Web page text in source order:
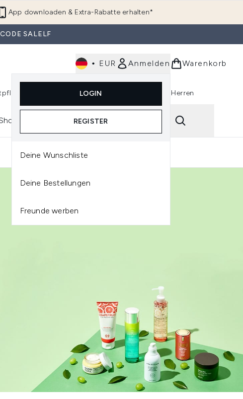
App downloaden & Extra-Rabatte erhalten*
SALELF
• EUR Anmelden
LOGIN
REGISTER
Deine Wunschliste
Deine Bestellungen
Freunde werben
Warenkorb
(Neu & Trending) Untermenü Anmelden (Kosmetik) Untermenü Anmelden (Haarpflege)
Parfum
Untermenü Anmelden (Parfum)
Herren
Reviews